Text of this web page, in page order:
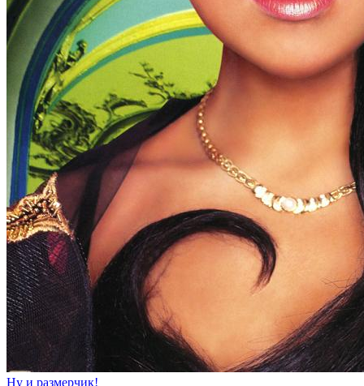
Ну и размерчик!